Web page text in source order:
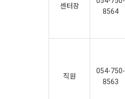
센터장
8564
직원
054-750-
8563